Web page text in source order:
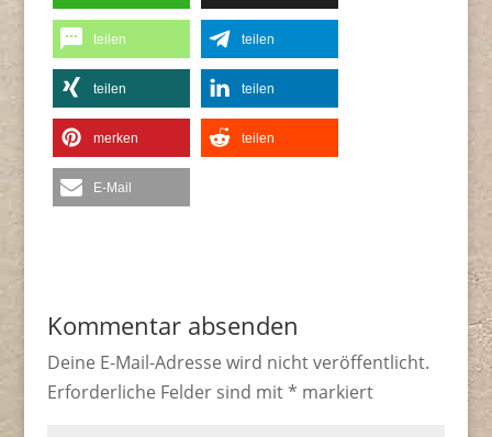
teilen teilen
teilen teilen
merken teilen
E-Mail
Kommentar absenden
Deine E-Mail-Adresse wird nicht veröffentlicht.
Erforderliche Felder sind mit* markiert